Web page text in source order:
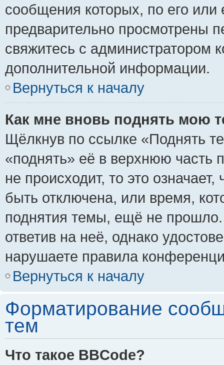
сообщения которых, по его
предварительно просмотрены
свяжитесь с администратором
дополнительной информации.
Вернуться к началу
Как мне вновь поднять мою
Щёлкнув по ссылке «Поднять
«поднять» её в верхнюю часть
не происходит, то это
быть отключена, или время,
поднятия темы, ещё не
ответив на неё, однако
нарушаете правила
Вернуться к началу
Форматирование
тем
Что такое BBCode?